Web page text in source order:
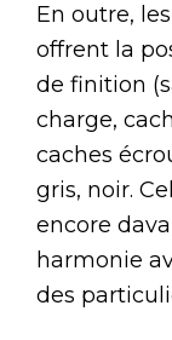
En outre,
offrent la
de finition
charge,
caches
gris, noir.
encore
harmonie
des